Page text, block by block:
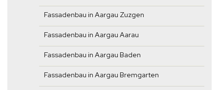
Fassadenbau in Aargau Zuzgen
Fassadenbau in Aargau Aarau
Fassadenbau in Aargau Baden
Fassadenbau in Aargau Bremgarten